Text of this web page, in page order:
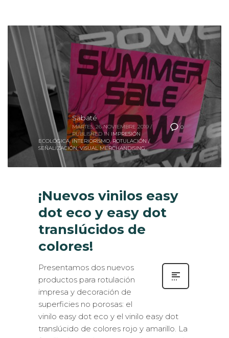
0
Sabaté
MARTES, 26 NOVIEMBRE 2019
PUBLISHED IN IMPRESIÓN
ECOLÓGICA,INTERIORISMO ,ROTULACIÓN /
SEÑALIZACIÓN,VISUAL MERCHANDISING
¡Nuevos vinilos easy
dot eco y easy dot
translúcidos de
colores!
productos para rotulación
impresa y decoración de
superficies no porosas: el
vinilo easy dot eco y el vinilo easy dot
translúcido de colores rojo y amarillo. La
familia de productos easy dot es uno de